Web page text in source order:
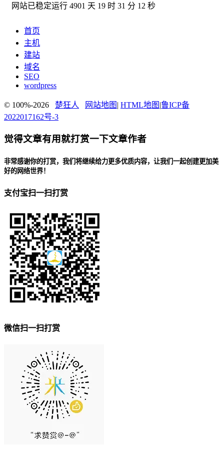
网站已稳定运行 4901 天 19 时 31 分 12 秒
首页
主机
建站
域名
SEO
wordpress
© 100%-2026 楚狂人 网站地图 | HTML地图 |鲁ICP备
2022017162号-3
觉得文章有用就打赏一下文章作者
非常感谢你的打赏，我们将继续给力更多优质内容，让我们一起创建更加美
好的网络世界！
支付宝扫一扫打赏
微信扫一扫打赏